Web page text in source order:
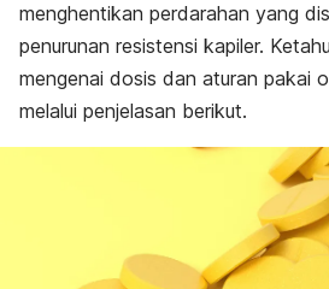
Efek samping
Peringatan dan perhatian
Efek pada ibu hamil dan menyusui
Interaksi obat
menghentikan perdarahan yang
penurunan resistensi kapiler.
mengenai dosis dan aturan pakai
melalui penjelasan berikut.